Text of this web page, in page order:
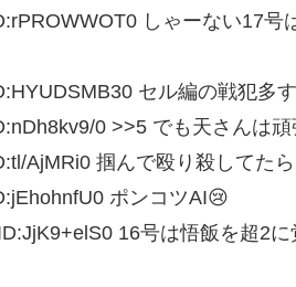
しゃーない17号
セル編の戦犯多
0 >>5 でも天さんは頑
AjMRi0 掴んで殴り殺してた
ポンコツAI😢
16号は悟飯を超2